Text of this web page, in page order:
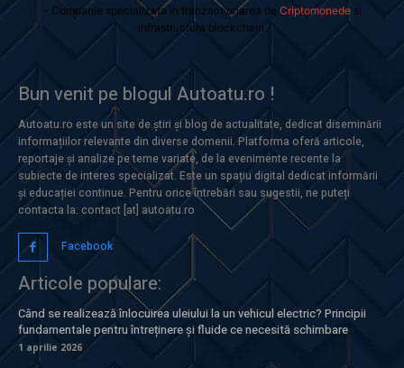
- Companie specializata in tranzactionarea de Criptomonedesi
infrastructura blockchain.
Bun venit pe blogul Autoatu.ro !
Autoatu.ro este un site de știri și blog de actualitate, dedicat diseminării
informațiilor relevante din diverse domenii. Platforma oferă articole,
reportaje și analize pe teme variate, de la evenimente recente la
subiecte de interes specializat. Este un spațiu digital dedicat informării
și educației continue. Pentru orice întrebări sau sugestii, ne puteți
contacta la: contact [at] autoatu.ro
Facebook
Articole populare:
Când se realizează înlocuirea uleiului la un vehicul electric? Principii
fundamentale pentru întreținere și fluide ce necesită schimbare
1 aprilie 2026